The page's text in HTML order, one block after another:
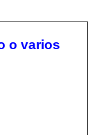
o varios